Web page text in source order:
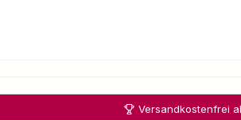
Versandkostenfrei